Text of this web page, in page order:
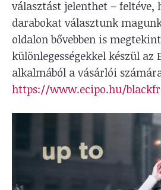
választást jelenthet – feltéve,
darabokat választunk
oldalon bővebben is
különlegességekkel készül az
alkalmából a vásárlói
https://www.ecipo.hu/